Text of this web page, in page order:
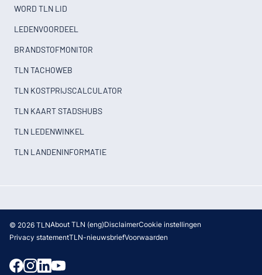
WORD TLN LID
LEDENVOORDEEL
BRANDSTOFMONITOR
TLN TACHOWEB
TLN KOSTPRIJSCALCULATOR
TLN KAART STADSHUBS
TLN LEDENWINKEL
TLN LANDENINFORMATIE
© 2026 TLNAbout TLN (eng)DisclaimerCookie instellingen
Privacy statementTLN-nieuwsbriefVoorwaarden